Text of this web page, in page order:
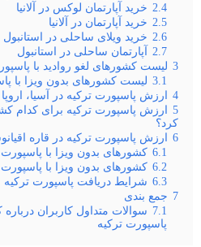
2.4 خرید آپارتمان لوکس در آلانیا
2.5 خرید آپارتمان در آلانیا
2.6 خرید ویلای ساحلی در استانبول
2.7
آپارتمان ساحلی در استانبول
3 لیست کشورهای لغو روادید با
3.1 لیست کشورهای بدون ویزا با
4
ارزش پاسپورت ترکیه در آسیا، اروپا
5
ارزش پاسپورت ترکیه برای کدام
کرد؟
6
ارزش پاسپورت ترکیه در قاره
6.1 کشورهای بدون ویزا با پاسپورت
6.2 کشورهای بدون ویزا با پاسپورت
6.3 شرایط دریافت پاسپورت ترکیه
7 جمع بندی
7.1 سوالات متداول کاربران
پاسپورت ترکیه